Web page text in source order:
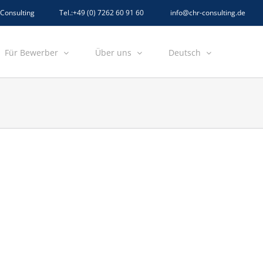
Consulting Tel.:+49 (0) 7262 60 91 60 info@chr-consulting.de
Für Bewerber Über uns Deutsch